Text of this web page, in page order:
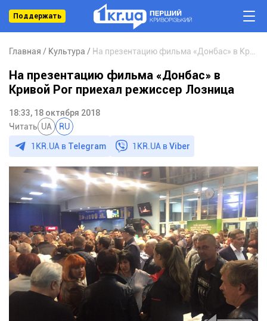
Поддержать
Главная Культура
На презентацию фильма «Донбас» в
Кривой Рог приехал режиссер Лозница
18:33, 18 октября 2018
Читать UA RU
1KR.UA в Telegram 1KR.UA вViber